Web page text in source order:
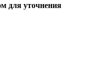
для уточнения